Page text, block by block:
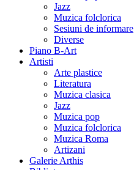
Jazz
Muzica folclorica
Sesiuni de informare
Diverse
Piano B-Art
Artisti
Arte plastice
Literatura
Muzica clasica
Jazz
Muzica pop
Muzica folclorica
Muzica Roma
Artizani
Galerie Arthis